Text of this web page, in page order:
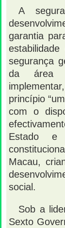
A
garantia
segurança
da área
princípio
com o
Estado e
Macau,
social.
Sob a
Sexto